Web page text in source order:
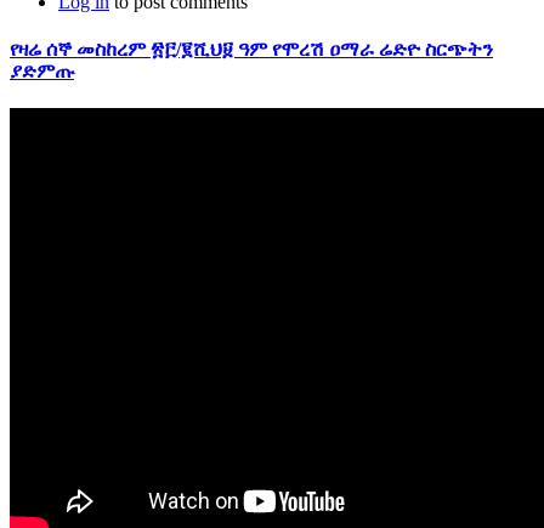
የዛሬ ሰኞ መስከረም ፳፫/፪ሺህ፱ ዓም የሞረሽ ዐማራ ሬድዮ ስርጭትን
ያድምጡ